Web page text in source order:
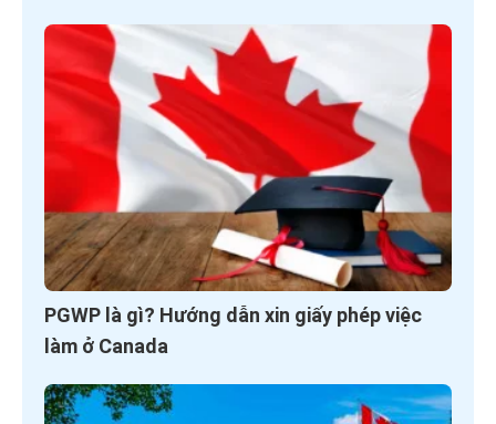
PGWP là gì? Hướng dẫn xin giấy phép việc
làm ở Canada